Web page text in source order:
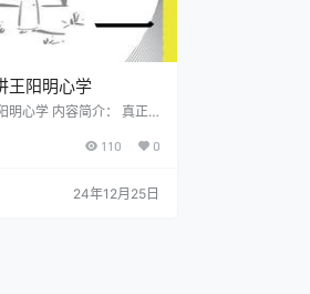
王阳明心学
明心学 内容简介： 真正
网超5000万收听量的修
行动法则、担当法则全新
理论实践与现代生活相联
110 0
24年12月25日